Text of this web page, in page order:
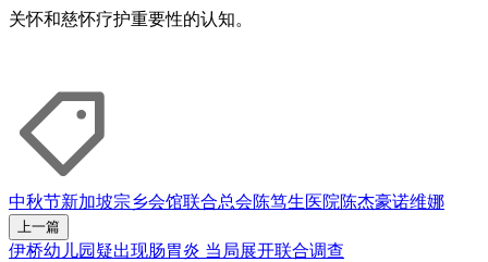
关怀和慈怀疗护重要性的认知。
中秋节新加坡宗乡会馆联合总会陈笃生医院陈杰豪诺维娜
上一篇
伊桥幼儿园疑出现肠胃炎 当局展开联合调查